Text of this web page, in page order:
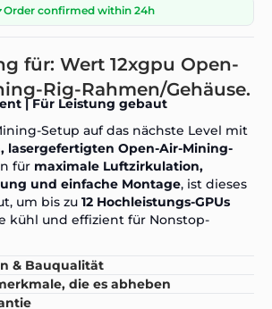
Order confirmed within 24h
für: Wert 12xgpu Open-
Rig-Rahmen/Gehäuse.
| Für Leistung gebaut
Setup auf das nächste Level mit
lasergefertigten Open-Air-Mining-
für maximale Luftzirkulation,
und einfache Montage, ist dieses
um bis zu 12 Hochleistungs-GPUs
kühl und effizient für Nonstop-
& Bauqualität
die es abheben